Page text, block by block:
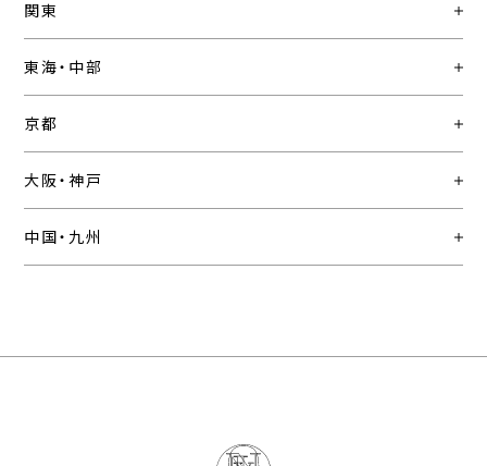
関東
東海・中部
京都
大阪・神戸
中国・九州